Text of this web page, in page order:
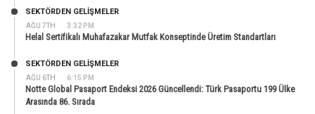
AĞU 7TH 3:32 PM
SEKTÖRDEN GELIŞMELER
Helal Sertifikalı Muhafazakar Mutfak Konseptinde Üretim Standartları
AĞU 6TH 6:15 PM
SEKTÖRDEN GELIŞMELER
Notte Global Pasaport Endeksi 2026 Güncellendi: Türk Pasaportu 199 Ülke
Arasında 86. Sırada